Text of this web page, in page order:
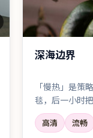
深海边界
「慢热」是策
毯，后一小时
厚。
高清
流畅